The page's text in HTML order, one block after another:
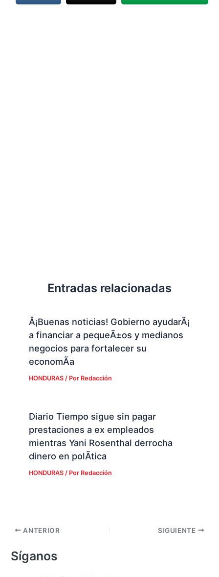
Entradas relacionadas
Â¡Buenas noticias! Gobierno ayudarÃ¡
a financiar a pequeÃ±os y medianos
negocios para fortalecer su
economÃ­a
HONDURAS/ Por Redacción
Diario Tiempo sigue sin pagar
prestaciones a ex empleados
mientras Yani Rosenthal derrocha
dinero en polÃ­tica
HONDURAS/ Por Redacción
ANTERIOR SIGUIENTE
Síganos